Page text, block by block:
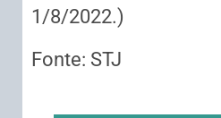
1/8/2022.)
Fonte: STJ